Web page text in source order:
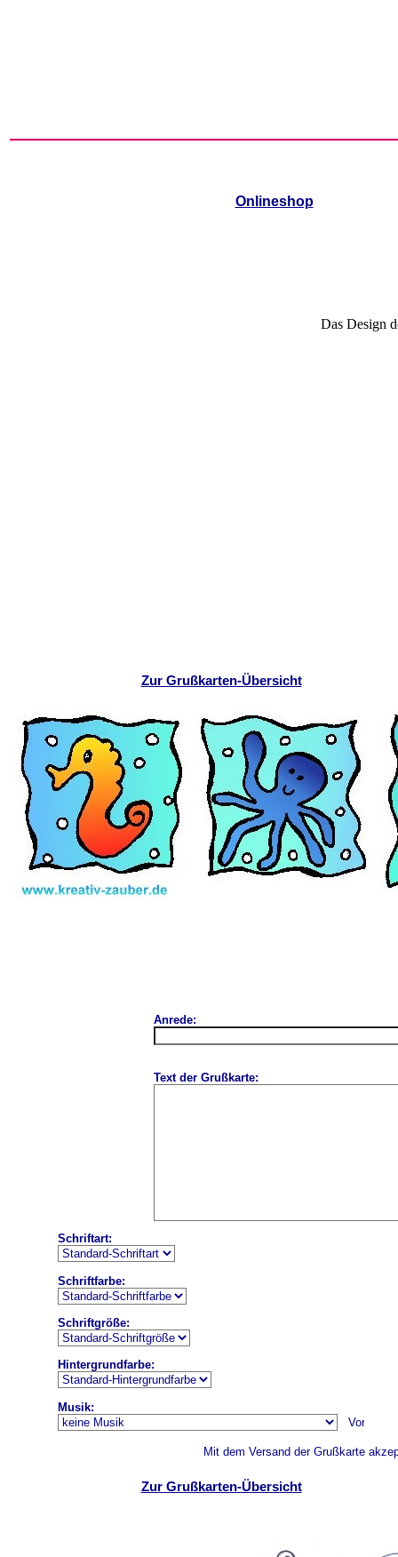
Onlineshop
Das Design
Zur Grußkarten-Übersicht
Anrede:
Text der Grußkarte:
Schriftart:
Schriftfarbe:
Schriftgröße:
Hintergrundfarbe:
Musik:
Mit dem Versand der Grußkarte
Zur Grußkarten-Übersicht